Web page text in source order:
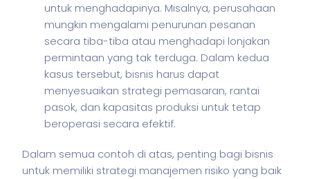
untuk menghadapinya. Misalnya, perusahaan
mungkin mengalami penurunan pesanan
secara tiba-tiba atau menghadapi lonjakan
permintaan yang tak terduga. Dalam kedua
kasus tersebut, bisnis harus dapat
menyesuaikan strategi pemasaran, rantai
pasok, dan kapasitas produksi untuk tetap
beroperasi secara efektif.
Dalam semua contoh di atas, penting bagi bisnis
untuk memiliki strategi manajemen risiko yang baik